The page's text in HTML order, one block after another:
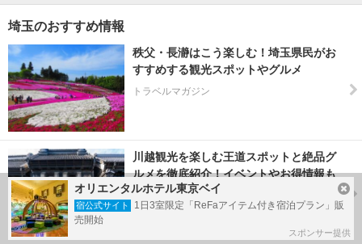
埼玉のおすすめ情報
秩父・長瀞はこう楽しむ！埼玉県民がお
すすめする観光スポットやグルメ
トラベルマガジン
川越観光を楽しむ王道スポットと絶品グ
ルメを徹底紹介！イベントやお得情報も
トラベルマガジン
オリエンタルホテル東京ベイ
宿公式サイト
1日3室限定「ReFaアイテム付き宿泊プラン」販
売開始
スポンサー提供